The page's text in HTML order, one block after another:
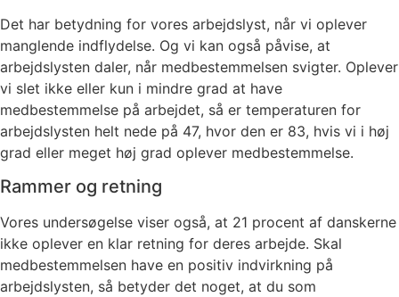
Det har betydning for vores arbejdslyst, når vi oplever
manglende indflydelse. Og vi kan også påvise, at
arbejdslysten daler, når medbestemmelsen svigter. Oplever
vi slet ikke eller kun i mindre grad at have
medbestemmelse på arbejdet, så er temperaturen for
arbejdslysten helt nede på 47, hvor den er 83, hvis vi i høj
grad eller meget høj grad oplever medbestemmelse.
Rammer og retning
Vores undersøgelse viser også, at 21 procent af danskerne
ikke oplever en klar retning for deres arbejde. Skal
medbestemmelsen have en positiv indvirkning på
arbejdslysten, så betyder det noget, at du som